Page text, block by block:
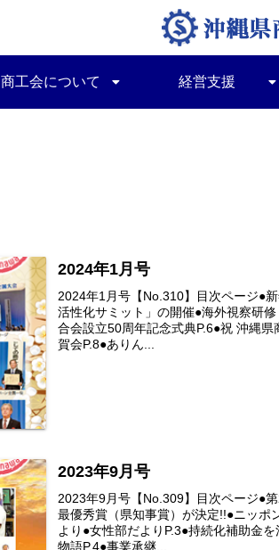
商工会について 経営支援
2024年1月号
2024年1月号【No.310】目次ページ●
活性化サミット」の開催●海外視察研
合会設立50周年記念式典P.6●祝 沖縄
賀会P.8●ありん...
2023年9月号
2023年9月号【No.309】目次ページ●
最優秀賞（県知事賞）が決定!!●ニッポ
より●女性部だよりP.3●持続化補助金
物語P.4●事業承継...